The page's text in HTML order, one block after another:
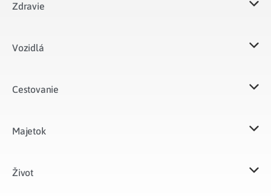
Zdravie
Vozidlá​
Cestovanie
Majetok​
Život​